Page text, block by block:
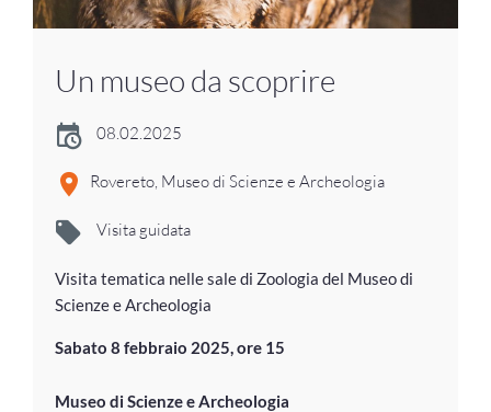
Un museo da scoprire
08.02.2025
Rovereto, Museo di Scienze e Archeologia
Visita guidata
Visita tematica nelle sale di Zoologia del Museo di
Scienze e Archeologia
Sabato 8 febbraio 2025, ore 15
Museo di Scienze e Archeologia